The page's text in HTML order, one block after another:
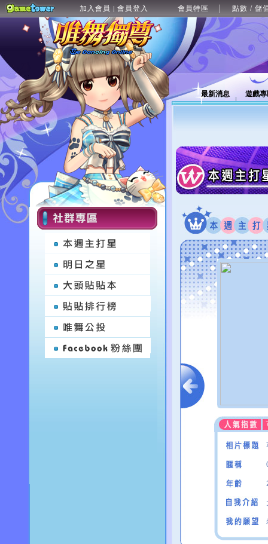
加入會員 | 會員登入 會員特區 點數 / 儲
最新消息 遊戲